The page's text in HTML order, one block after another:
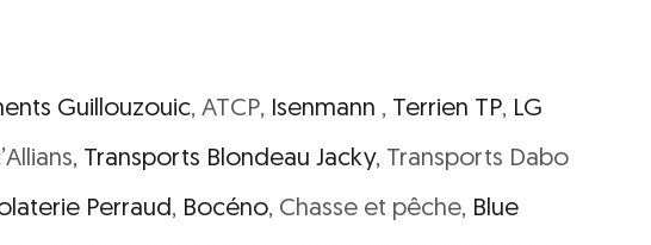
Guillouzouic, ATCP, Isenmann , Terrien TP, LG
Transports Blondeau Jacky, Transports Dabo
Perraud, Bocéno, Chasse et pêche, Blue